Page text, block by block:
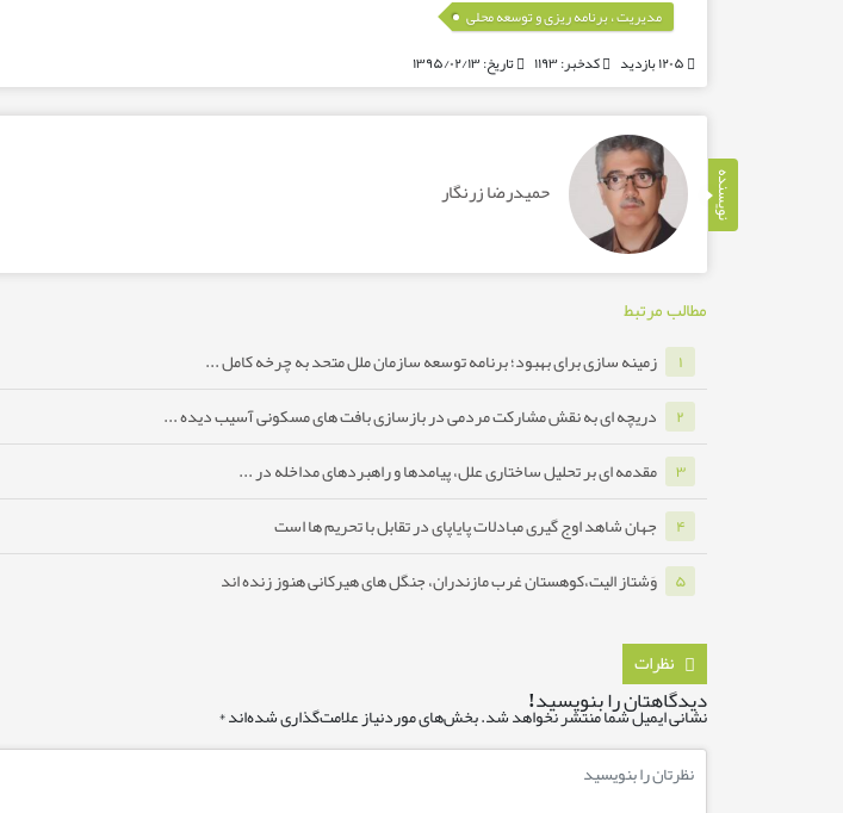
مدیریت ، برنامه ریزی و توسعه محلی
کدخبر: ۱۱۹۳ تاریخ: ۱۳۹۵/۰۲/۱۳
نویسنده حمیدرضا زرنگار
مطالب مرتبط
۱ زمینه سازی برای بهبود؛ برنامه توسعه سازمان ملل متحد به چرخه کامل ...
۲ دریچه ای به نقش مشارکت مردمی در بازسازی بافت های مسکونی آسیب دیده ...
۳ مقدمه ای بر تحلیل ساختاری علل، پیامدها و راهبردهای مداخله در ...
۴ جهان شاهد اوج گیری مبادلات پایاپای در تقابل با تحریم ها است
۵ وَشتاز الیت،کوهستان غرب مازندران، جنگل های هیرکانی هنوز زنده اند
نظرات
دیدگاهتان را بنویسید!
نشانی ایمیل شما منتشر نخواهد شد.بخش‌های موردنیاز علامت‌گذاری شده‌اند*